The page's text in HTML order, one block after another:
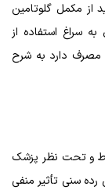
از مکمل گلوتامین
سراغ استفاده از
مصرف دارد به شرح
و تحت نظر پزشک
سنی تأثیر منفی